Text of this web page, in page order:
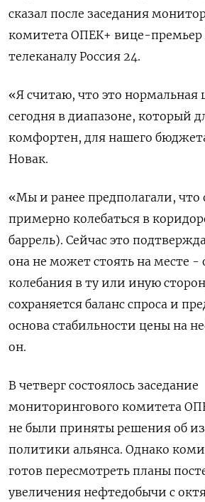
сказал после заседания
комитета ОПЕК+ вице-премьер
телеканалу Россия 24.
«Я считаю, что это нормальная
сегодня в диапазоне, который
комфортен, для нашего
Новак.
«Мы и ранее предполагали, что
примерно колебаться в
баррель). Сейчас это
она не может стоять на месте
колебания в ту или иную
сохраняется баланс спроса и
основа стабильности цены на
он.
В четверг состоялось заседание
мониторингового комитета
не были приняты решения об
политики альянса. Однако
готов пересмотреть планы
увеличения нефтедобычи с